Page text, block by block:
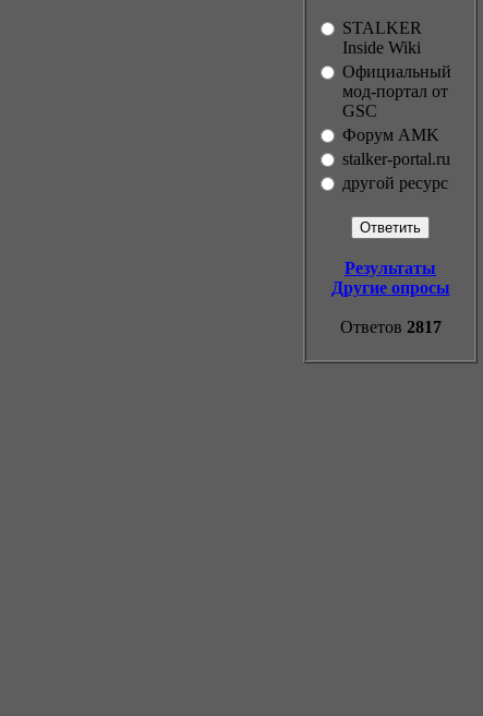
STALKER
Inside Wiki
Официальный
мод-портал от
GSC
Форум AMK
stаlker-portаl.ru
другой ресурс
Результаты
Другие опросы
Ответов 2817